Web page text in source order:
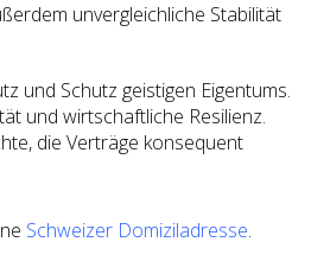
unvergleichliche Stabilität
und Schutz geistigen Eigentums.
und wirtschaftliche Resilienz.
die Verträge konsequent
Schweizer Domiziladresse.